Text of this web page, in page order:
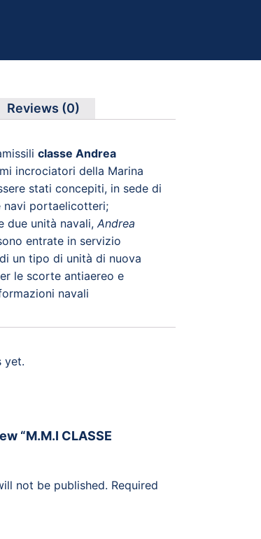
Reviews (0)
classe Andrea
incrociatori della Marina
stati concepiti, in sede di
navi portaelicotteri;
due unità navali,Andrea
entrate in servizio
un tipo di unità di nuova
le scorte antiaereo e
navali
yet.
“M.M.I CLASSE
not be published. Required